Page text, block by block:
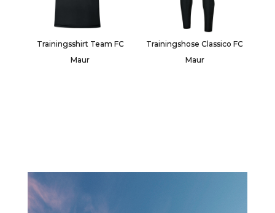
Trainingsshirt Team FC
Maur
Trainingshose Classico FC
Maur